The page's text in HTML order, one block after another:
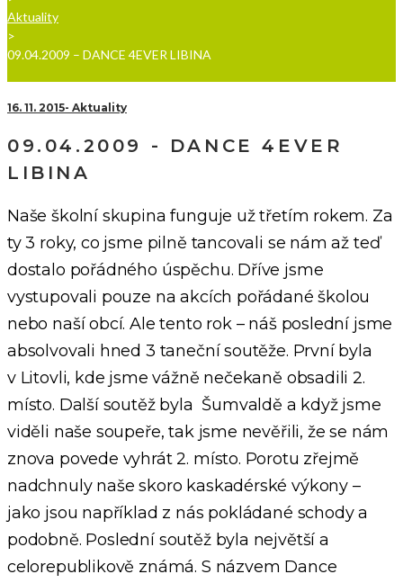
Aktuality
>
09.04.2009 – DANCE 4EVER LIBINA
16. 11. 2015 Aktuality
09.04.2009 - DANCE 4EVER
LIBINA
Naše školní skupina funguje už třetím rokem. Za
ty 3 roky, co jsme pilně tancovali se nám až teď
dostalo pořádného úspěchu. Dříve jsme
vystupovali pouze na akcích pořádané školou
nebo naší obcí. Ale tento rok – náš poslední jsme
absolvovali hned 3 taneční soutěže. První byla
v Litovli, kde jsme vážně nečekaně obsadili 2.
místo. Další soutěž byla Šumvaldě a když jsme
viděli naše soupeře, tak jsme nevěřili, že se nám
znova povede vyhrát 2. místo. Porotu zřejmě
nadchnuly naše skoro kaskadérské výkony –
jako jsou například z nás pokládané schody a
podobně. Poslední soutěž byla největší a
celorepublikově známá. S názvem Dance